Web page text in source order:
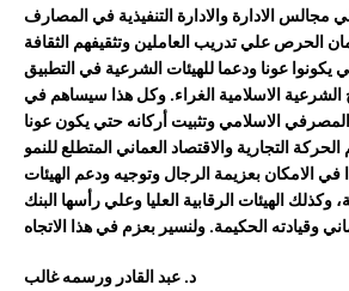
مجالس الادارة والادارة التنفيذية في المصارف
الحرص علي تدريب العاملين وتثقيفهم الثقافة
يكونوا عونا ودعما للهيئات الشرعية في التطبيق
الشرعية الاسلامية الغراء. وكل هذا سيساهم في
الاسلامي وتثبيت أركانه حتي يكون عونا
التجارية والاقتصاد العماني المتطلع للنمو
في الامكان بعزيمة الرجال وتوجيه ودعم الهيئات
وكذلك الهيئات الرقابية العليا وعلي رأسها البنك
د. عبد القادر ورسمه غالب